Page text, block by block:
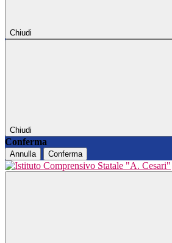
Chiudi
Chiudi
Conferma
Annulla Conferma